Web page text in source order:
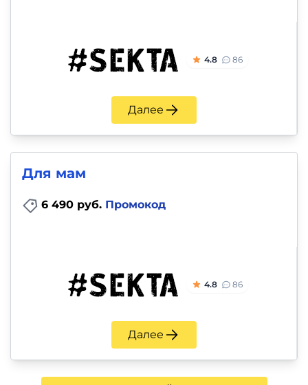
4.8 86
Далее
Для мам
6 490 руб. Промокод
4.8 86
Далее